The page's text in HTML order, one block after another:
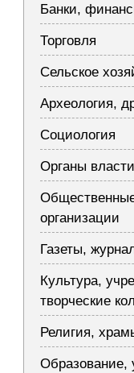
Банки,
Торговля
Сельское
Археология,
Социология
Органы
организации
Газеты,
Культура,
творческие
Религия,
Образование,